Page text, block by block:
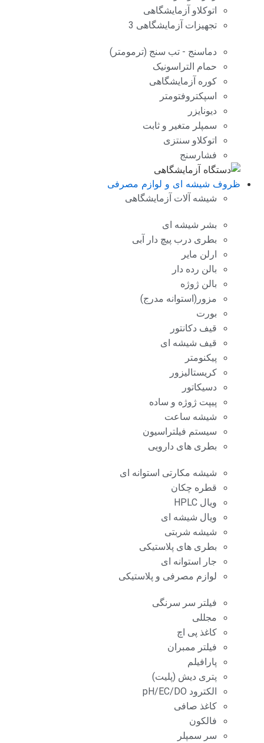
اتوکلاو آزمایشگاهی
تجهیزات آزمایشگاهی 3
دماسنج - تب سنج (ترمومتر)
حمام التراسونیک
کوره آزمایشگاهی
اسپکتروفتومتر
دیونایزر
سمپلر متغیر و ثابت
اتوکلاو سنتزی
فشارسنج
ظروف شیشه ای و لوازم مصرفی
شیشه آلات آزمایشگاهی
بشر شیشه ای
بطری درب پیچ دار آبی
ارلن مایر
بالن رده دار
بالن ژوژه
مزور(استوانه مدرج)
بورت
قیف دکانتور
قیف شیشه ای
پیکنومتر
کریستالیزور
دسیکاتور
پیپت ژوژه و ساده
شیشه ساعت
سیستم فیلتراسیون
بطری های دارویی
شیشه مکارتی استوانه ای
قطره چکان
ویال HPLC
ویال شیشه ای
شیشه شربتی
بطری های پلاستیکی
جار استوانه ای
لوازم مصرفی و پلاستیکی
فیلتر سر سرنگی
مجللی
کاغذ پی اچ
فیلتر ممبران
پارافیلم
پتری دیش (پلیت)
الکترود pH/EC/DO
کاغذ صافی
فالکون
سر سمپلر